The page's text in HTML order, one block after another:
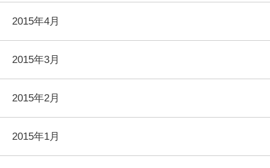
2015年4月
2015年3月
2015年2月
2015年1月